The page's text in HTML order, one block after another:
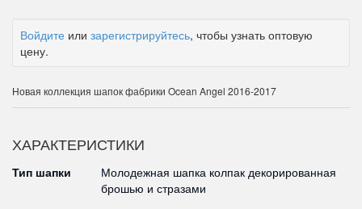
Войдите или зарегистрируйтесь, чтобы узнать оптовую
цену.
Новая коллекция шапок фабрики Ocean Angel 2016-2017
ХАРАКТЕРИСТИКИ
Тип шапки
Молодежная шапка колпак декорированная
брошью и стразами